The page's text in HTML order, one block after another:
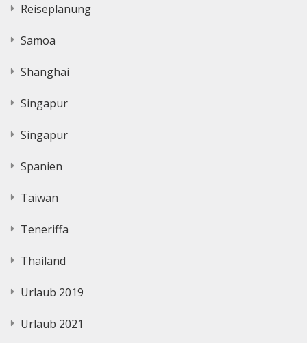
Reiseplanung
Samoa
Shanghai
Singapur
Singapur
Spanien
Taiwan
Teneriffa
Thailand
Urlaub 2019
Urlaub 2021